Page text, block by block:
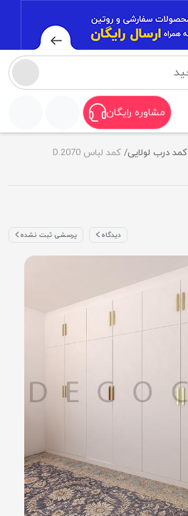
مشاوره رایگان
کمد درب لولایی کمد لباس D.2070
دیدگاه پرسشی ثبت نشده